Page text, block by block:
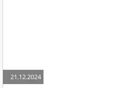
21.12.2024